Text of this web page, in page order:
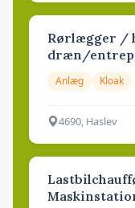
Rørlægger /
dræn/
Anlæg Kloak
4690, Haslev